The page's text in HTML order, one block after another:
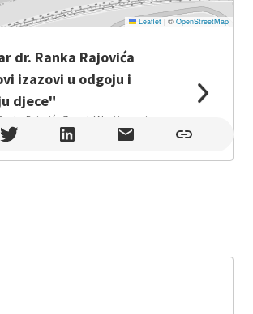
Leaflet |© OpenStreetMap
dr. Ranka Rajovića
izazovi u odgoju i
djece"
Rajovića Zagreb "Novi izazovi u
djece" , Zagreb